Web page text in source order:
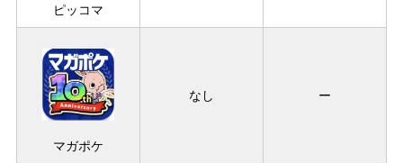
ピッコマ
マガポケ
なし ー